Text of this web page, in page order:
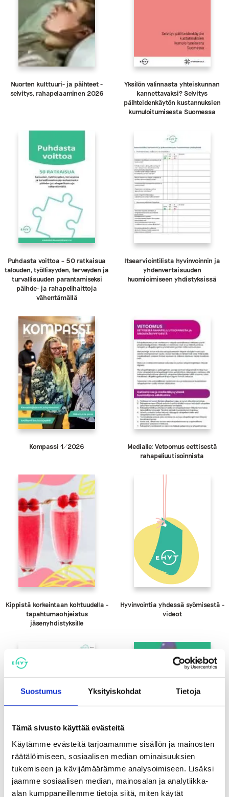
Suostumus Yksityiskohdat Tietoja
Tämä sivusto käyttää evästeitä
Käytämme evästeitä tarjoamamme sisällön ja mainosten
räätälöimiseen, sosiaalisen median ominaisuuksien
tukemiseen ja kävijämäärämme analysoimiseen. Lisäksi
jaamme sosiaalisen median, mainosalan ja analytiikka-
alan kumppaneillemme tietoja siitä, miten käytät
Nuorten kulttuuri- ja päihteet -
selvitys, rahapelaaminen 2026
Yksilön valinnasta yhteiskunnan
kannettavaksi? Selvitys
päihteidenkäytön kustannuksien
kumuloitumisesta Suomessa
Puhdasta voittoa – 50 ratkaisua
talouden, työllisyyden, terveyden ja
turvallisuuden parantamiseksi
päihde- ja rahapelihaittoja
vähentämällä
Itsearviointilista hyvinvoinnin ja
yhdenvertaisuuden
huomioimiseen yhdistyksissä
Kompassi 1/2026
Medialle: Vetoomus eettisestä
rahapeliuutisoinnista
Kippistä korkeintaan kohtuudella -
tapahtumaohjeistus
jäsenyhdistyksille
Hyvinvointia yhdessä syömisestä -
videot
Totta vai tarua -
Energiajuomaväittämät
Hakematta paras -keskustelukortti
alkoholin välittämisestä
alaikäisille